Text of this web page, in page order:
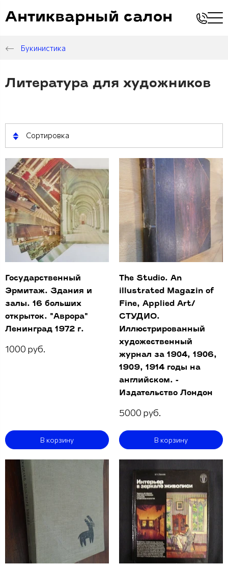
Антикварный салон
Букинистика
Литература для художников
Сортировка
Государственный
Эрмитаж. Здания и
залы. 16 больших
открыток. "Аврора"
Ленинград 1972 г.
1000 руб.
В корзину
The Studio. An
illustrated Magazin of
Fine, Applied Art/
СТУДИО.
Иллюстрированный
художественный
журнал за 1904, 1906,
1909, 1914 годы на
английском. -
Издательство Лондон
5000 руб.
В корзину